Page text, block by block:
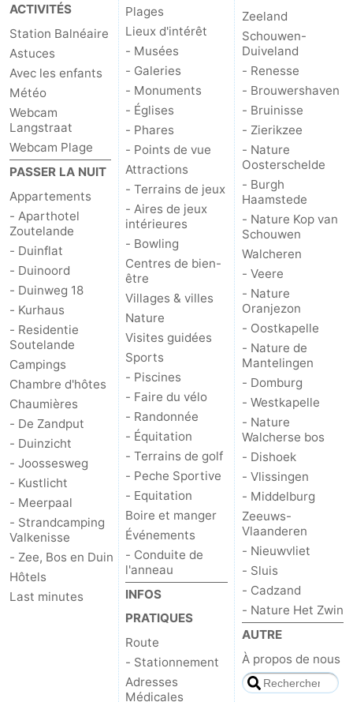
ACTIVITÉS
Station Balnéaire
Astuces
Avec les enfants
Météo
Webcam
Langstraat
Webcam Plage
PASSER LA NUIT
Appartements
- Aparthotel
Zoutelande
- Duinflat
- Duinoord
- Duinweg 18
- Kurhaus
- Residentie
Soutelande
Campings
Chambre d'hôtes
Chaumières
- De Zandput
- Duinzicht
- Joossesweg
- Kustlicht
- Meerpaal
- Strandcamping
Valkenisse
- Zee, Bos en Duin
Hôtels
Last minutes
Plages
Lieux d'intérêt
- Musées
- Galeries
- Monuments
- Églises
- Phares
- Points de vue
Attractions
- Terrains de jeux
- Aires de jeux
intérieures
- Bowling
Centres de bien-
être
Villages & villes
Nature
Visites guidées
Sports
- Piscines
- Faire du vélo
- Randonnée
- Équitation
- Terrains de golf
- Peche Sportive
- Equitation
Boire et manger
Événements
- Conduite de
l'anneau
INFOS
PRATIQUES
Route
- Stationnement
Adresses
Médicales
Zeeland
Schouwen-
Duiveland
- Renesse
- Brouwershaven
- Bruinisse
- Zierikzee
- Nature
Oosterschelde
- Burgh
Haamstede
- Nature Kop van
Schouwen
Walcheren
- Veere
- Nature
Oranjezon
- Oostkapelle
- Nature de
Mantelingen
- Domburg
- Westkapelle
- Nature
Walcherse bos
- Dishoek
- Vlissingen
- Middelburg
Zeeuws-
Vlaanderen
- Nieuwvliet
- Sluis
- Cadzand
- Nature Het Zwin
AUTRE
À propos de nous